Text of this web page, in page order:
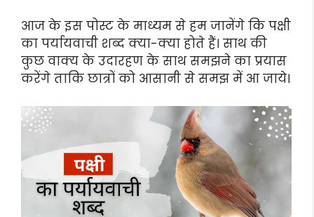
आज के इस पोस्ट के माध्यम से हम जानेंगे कि पक्षी
का पर्यायवाची शब्द क्या-क्या होते हैं। साथ की
कुछ वाक्य के उदारहण के साथ समझने का प्रयास
करेंगे ताकि छात्रों को आसानी से समझ में आ जाये।